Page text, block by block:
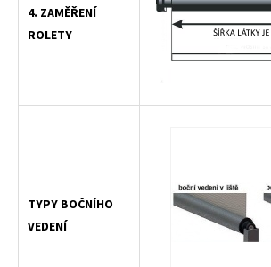
4. ZAMĚŘENÍ
ROLETY
TYPY BOČNÍHO
VEDENÍ